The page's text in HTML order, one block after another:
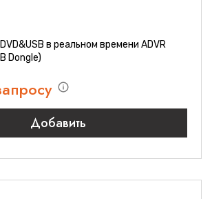
в реальном времени ADVR
Dongle)
Добавить